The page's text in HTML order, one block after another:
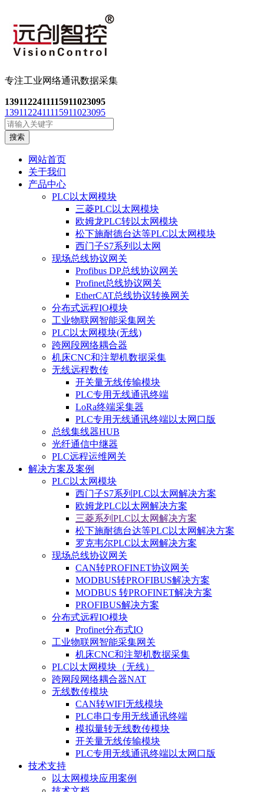
专注工业网络通讯数据采集
1391122411115911023095
1391122411115911023095
搜索
网站首页
关于我们
产品中心
PLC以太网模块
三菱PLC以太网模块
欧姆龙PLC转以太网模块
松下施耐德台达等PLC以太网模块
西门子S7系列以太网
现场总线协议网关
Profibus DP总线协议网关
Profinet总线协议网关
EtherCAT总线协议转换网关
分布式远程IO模块
工业物联网智能采集网关
PLC以太网模块(无线)
跨网段网络耦合器
机床CNC和注塑机数据采集
无线远程数传
开关量无线传输模块
PLC专用无线通讯终端
LoRa终端采集器
PLC专用无线通讯终端以太网口版
总线集线器HUB
光纤通信中继器
PLC远程运维网关
解决方案及案例
PLC以太网模块
西门子S7系列PLC以太网解决方案
欧姆龙PLC以太网解决方案
三菱系列PLC以太网解决方案
松下施耐德台达等PLC以太网解决方案
罗克韦尔PLC以太网解决方案
现场总线协议网关
CAN转PROFINET协议网关
MODBUS转PROFIBUS解决方案
MODBUS 转PROFINET解决方案
PROFIBUS解决方案
分布式远程IO模块
Profinet分布式IO
工业物联网智能采集网关
机床CNC和注塑机数据采集
PLC以太网模块（无线）
跨网段网络耦合器NAT
无线数传模块
CAN转WIFI无线模块
PLC串口专用无线通讯终端
模拟量转无线数传模块
开关量无线传输模块
PLC专用无线通讯终端以太网口版
技术支持
以太网模块应用案例